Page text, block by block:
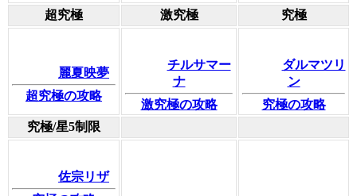
超究極
激究極 究極
麗夏映夢
超究極の攻略
チルサマー
ナ
激究極の攻略
ダルマツリ
ン
究極の攻略
究極/星5制限
佐宗リザ